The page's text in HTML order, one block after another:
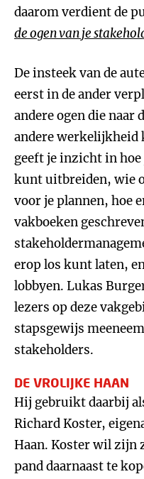
daarom verdient de
de ogen van je
De insteek van de
eerst in de ander
andere ogen die naar
andere werkelijkheid
geeft je inzicht in
kunt uitbreiden, wie
voor je plannen, hoe
vakboeken
erop los kunt laten,
lobbyen. Lukas
lezers op deze
stapsgewijs
stakeholders.
DE VROLIJKE HAAN
Hij gebruikt daarbij
Richard Koster,
Haan. Koster wil zijn
pand daarnaast te